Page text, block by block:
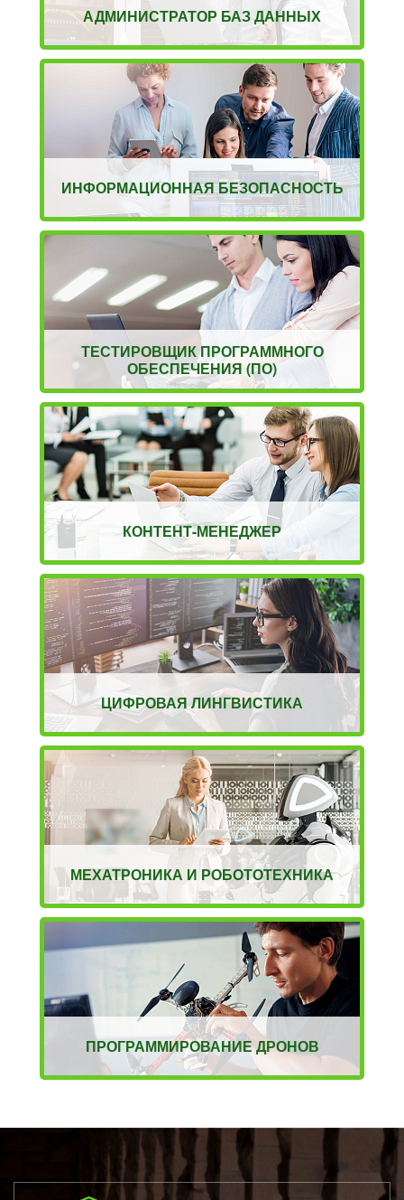
АДМИНИСТРАТОР БАЗ ДАННЫХ
ИНФОРМАЦИОННАЯ БЕЗОПАСНОСТЬ
ТЕСТИРОВЩИК ПРОГРАММНОГО
ОБЕСПЕЧЕНИЯ (ПО)
КОНТЕНТ-МЕНЕДЖЕР
ЦИФРОВАЯ ЛИНГВИСТИКА
МЕХАТРОНИКА И РОБОТОТЕХНИКА
ПРОГРАММИРОВАНИЕ ДРОНОВ